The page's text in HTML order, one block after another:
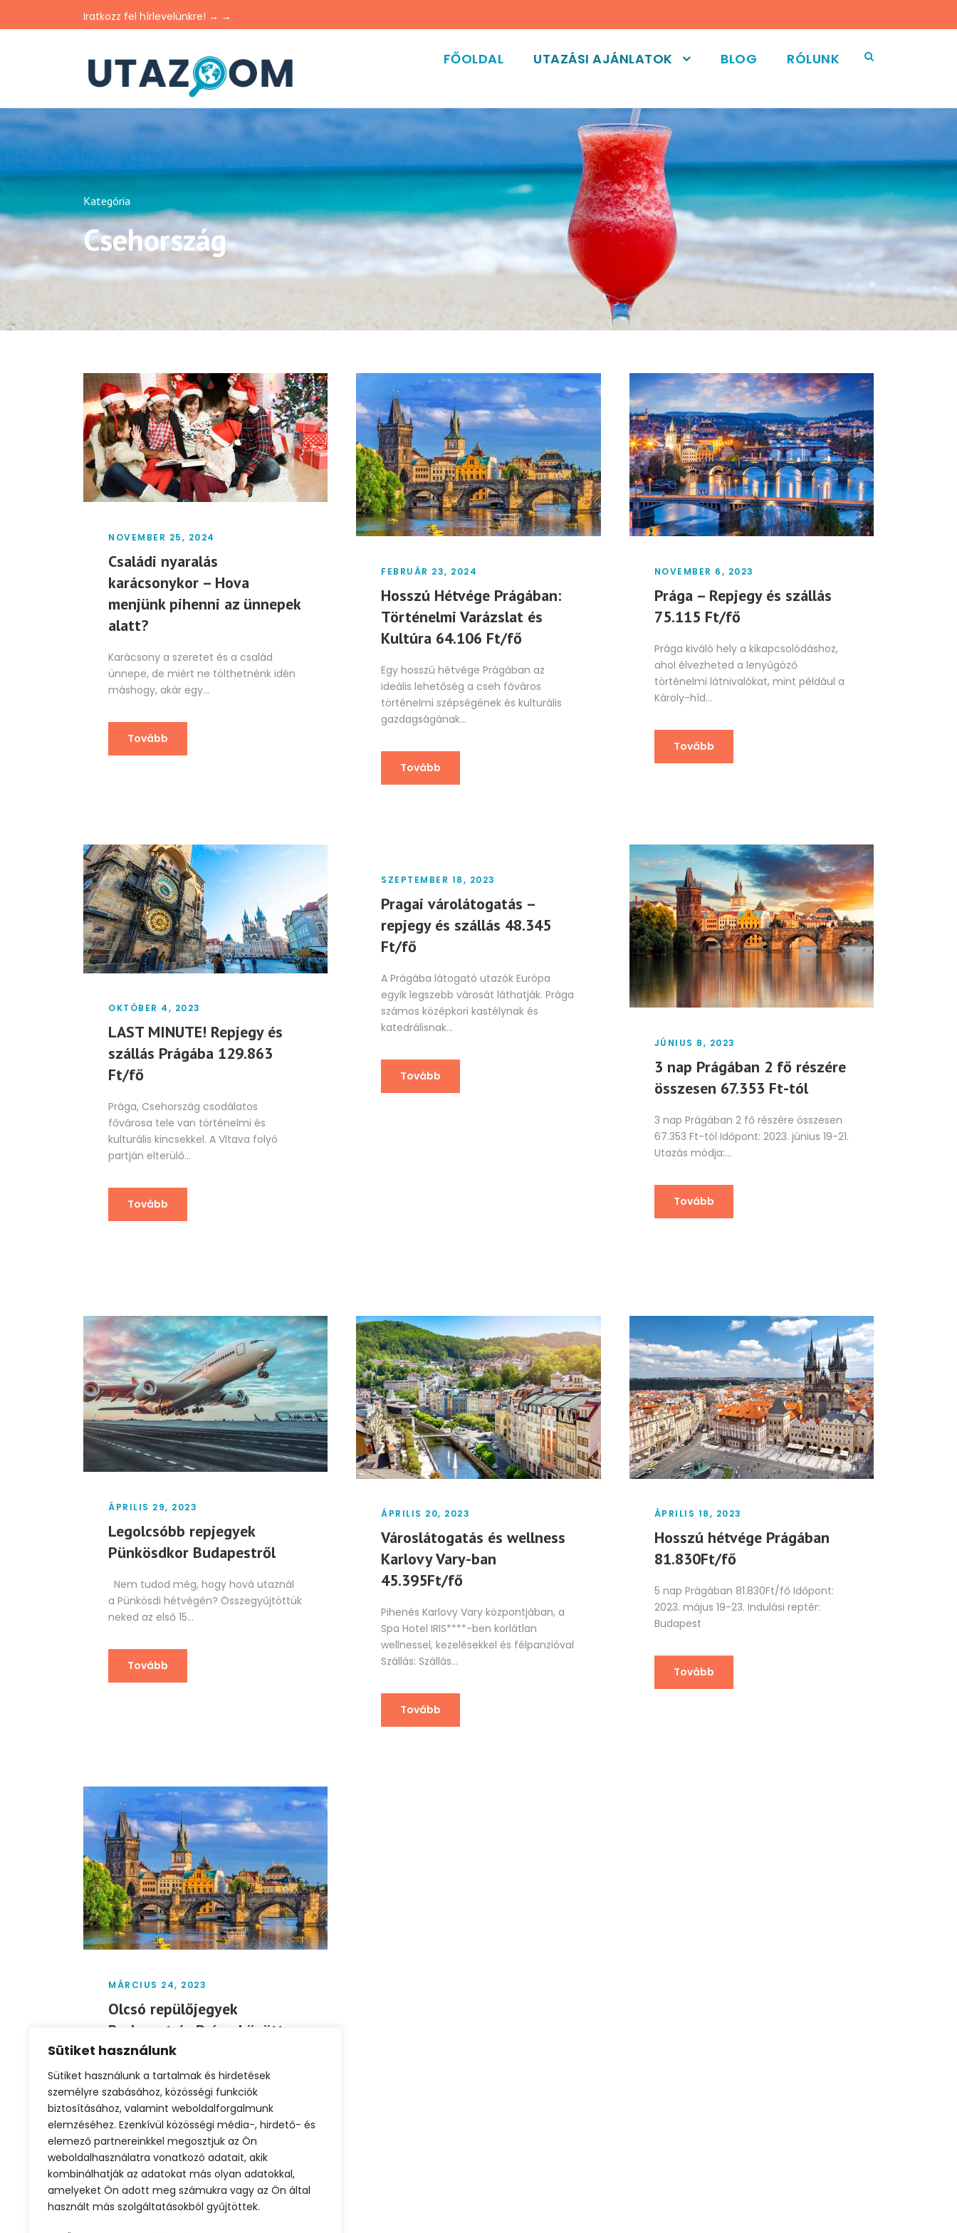
Sütiket használunk
Sütiket használunk a tartalmak és hirdetések
személyre szabásához, közösségi funkciók
biztosításához, valamint weboldalforgalmunk
elemzéséhez. Ezenkívül közösségi média-, hirdető- és
elemező partnereinkkel megosztjuk az Ön
weboldalhasználatra vonatkozó adatait, akik
kombinálhatják az adatokat más olyan adatokkal,
amelyeket Ön adott meg számukra vagy az Ön által
használt más szolgáltatásokból gyűjtöttek.
Iratkozz fel hírlevelünkre! → →
FŐOLDAL UTAZÁSI AJÁNLATOK BLOG RÓLUNK
Kategória
Csehország
NOVEMBER 25, 2024
Családi nyaralás
karácsonykor – Hova
menjünk pihenni az ünnepek
alatt?
Karácsony a szeretet és a család
ünnepe, de miért ne tölthetnénk idén
máshogy, akár egy...
Tovább
FEBRUÁR 23, 2024
Hosszú Hétvége Prágában:
Történelmi Varázslat és
Kultúra 64.106 Ft/fő
Egy hosszú hétvége Prágában az
ideális lehetőség a cseh főváros
történelmi szépségének és kulturális
gazdagságának...
Tovább
NOVEMBER 6, 2023
Prága – Repjegy és szállás
75.115 Ft/fő
Prága kiváló hely a kikapcsolódáshoz,
ahol élvezheted a lenyűgöző
történelmi látnivalókat, mint például a
Károly-híd...
Tovább
OKTÓBER 4, 2023
LAST MINUTE! Repjegy és
szállás Prágába 129.863
Ft/fő
Prága, Csehország csodálatos
fővárosa tele van történelmi és
kulturális kincsekkel. A Vltava folyó
partján elterülő...
Tovább
SZEPTEMBER 18, 2023
Pragai várolátogatás –
repjegy és szállás 48.345
Ft/fő
A Prágába látogató utazók Európa
egyik legszebb városát láthatják. Prága
számos középkori kastélynak és
katedrálisnak...
Tovább
JÚNIUS 8, 2023
3 nap Prágában 2 fő részére
összesen 67.353 Ft-tól
3 nap Prágában 2 fő részére összesen
67.353 Ft-tól Időpont: 2023. június 19-21.
Utazás módja:...
Tovább
ÁPRILIS 29, 2023
Legolcsóbb repjegyek
Pünkösdkor Budapestről
Nem tudod még, hogy hová utaznál
a Pünkösdi hétvégén? Összegyűjtöttük
neked az első 15...
Tovább
ÁPRILIS 20, 2023
Városlátogatás és wellness
Karlovy Vary-ban
45.395Ft/fő
Pihenés Karlovy Vary központjában, a
Spa Hotel IRIS****-ben korlátlan
wellnessel, kezelésekkel és félpanzióval
Szállás: Szállás...
Tovább
ÁPRILIS 18, 2023
Hosszú hétvége Prágában
81.830Ft/fő
5 nap Prágában 81.830Ft/fő Időpont:
2023. május 19-23. Indulási reptér:
Budapest
Tovább
MÁRCIUS 24, 2023
Olcsó repülőjegyek
Budapest és Prága között
10.000 Ft-tól
Közvetlen olcsó járatok Budapestről
Prágába ös vissza. Utazás dátuma:
2023. május (minden kedden, szerdán,
csütörtökön,...
Tovább